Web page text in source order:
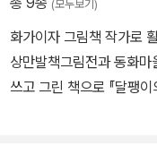
(모두보기)
화가이자 그림책 작가로
상만발책그림전과 동화
쓰고 그린 책으로 『달팽이